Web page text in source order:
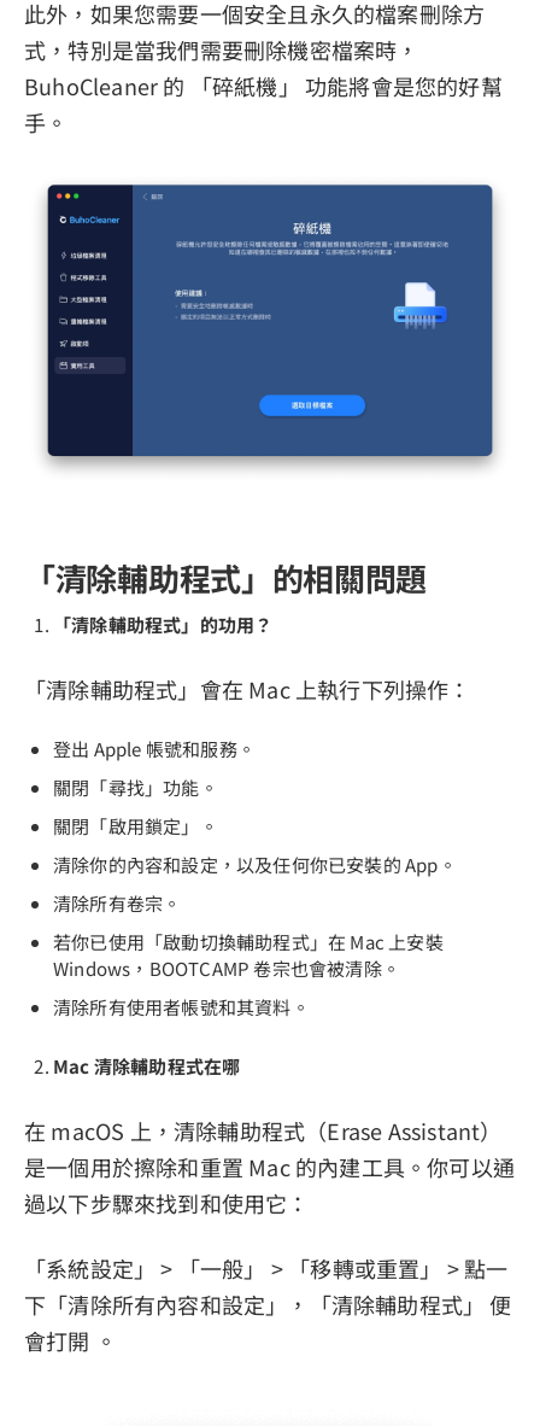
此外，如果您需要一個安全且永久的檔案刪除方
式，特別是當我們需要刪除機密檔案時，
BuhoCleaner 的 「碎紙機」 功能將會是您的好幫
手。
「清除輔助程式」的相關問題
「清除輔助程式」的功用？
「清除輔助程式」會在 Mac 上執行下列操作：
登出 Apple 帳號和服務。
關閉「尋找」功能。
關閉「啟用鎖定」。
清除你的內容和設定，以及任何你已安裝的 App。
清除所有卷宗。
若你已使用「啟動切換輔助程式」在 Mac 上安裝
Windows，BOOTCAMP 卷宗也會被清除。
清除所有使用者帳號和其資料。
Mac 清除輔助程式在哪
在 macOS 上，清除輔助程式（Erase Assistant）
是一個用於擦除和重置 Mac 的內建工具。你可以通
過以下步驟來找到和使用它：
「系統設定」 > 「一般」 > 「移轉或重置」 > 點一
下「清除所有內容和設定」，「清除輔助程式」 便
會打開 。